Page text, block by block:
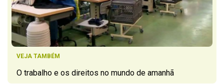
VEJA TAMBÉM
O trabalho e os direitos no mundo de amanhã